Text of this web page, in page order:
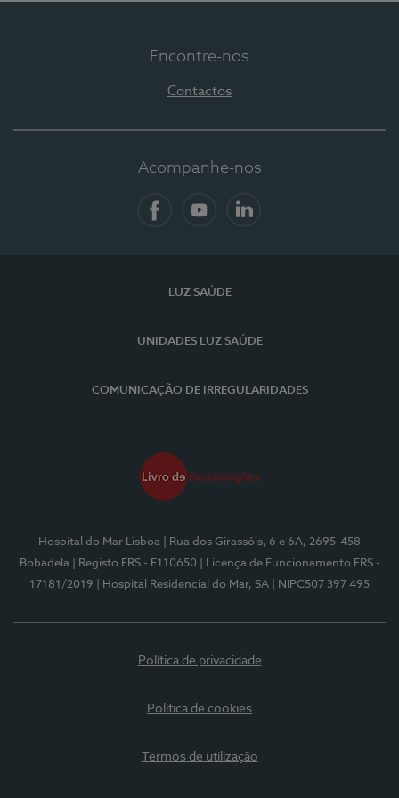
Encontre-nos
Contactos
Acompanhe-nos
LUZ SAÚDE
UNIDADES LUZ SAÚDE
COMUNICAÇÃO DE IRREGULARIDADES
Hospital do Mar Lisboa
| Rua dos Girassóis, 6 e 6A, 2695-458
Bobadela
| Registo ERS - E110650
| Licença de Funcionamento ERS -
17181/2019
| Hospital Residencial do Mar, SA | NIPC507 397 495
Política de privacidade
Política de cookies
Termos de utilização